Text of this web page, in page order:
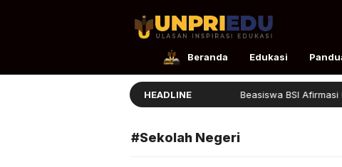
UnpriEdu
Ulasan Inspirasi Edukasi
Beranda Edukasi
HEADLINE
Panduan Masuk STIS 2026 Beasiswa BSI Afirmasi
#Sekolah Negeri